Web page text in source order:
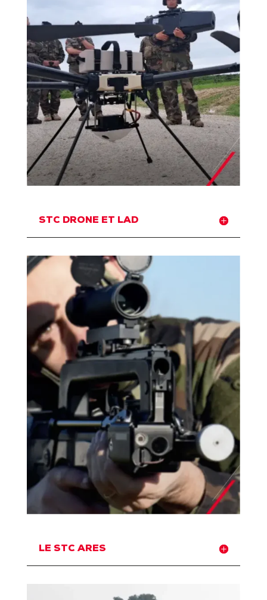
STC DRONE ET LAD
LE STC ARES